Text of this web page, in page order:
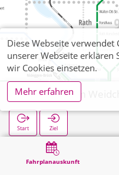
Fahrplanauskunft
Bergheim Im
Start Ziel
Bergheim Im Weidchen
Diese Webseite
unserer Webseite erklären
wir Cookies einsetzen.
Mehr erfahren